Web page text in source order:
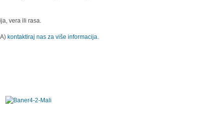
vera ili rasa.
kontaktiraj nas za više informacija.